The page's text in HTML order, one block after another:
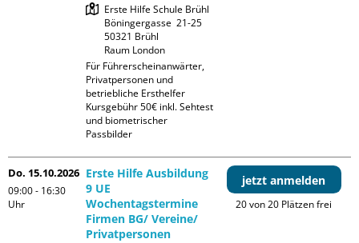
Erste Hilfe Schule Brühl
Böningergasse  21-25
50321 Brühl
Raum London
Für Führerscheinanwärter,
Privatpersonen und
betriebliche Ersthelfer
Kursgebühr 50€ inkl. Sehtest
und biometrischer
Passbilder
Do. 15.10.2026
09:00 - 16:30
Uhr
Erste Hilfe Ausbildung
9 UE
Wochentagstermine
Firmen BG/ Vereine/
Privatpersonen
jetzt anmelden
20 von 20 Plätzen frei